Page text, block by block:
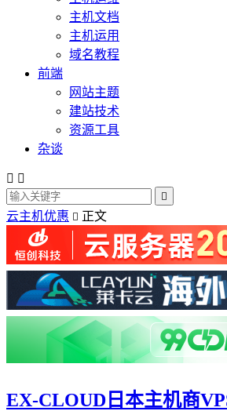
主机文档
主机运用
域名教程
前端
网站主题
建站技术
资源工具
杂谈
 

云主机优惠  正文
EX-CLOUD日本主机商